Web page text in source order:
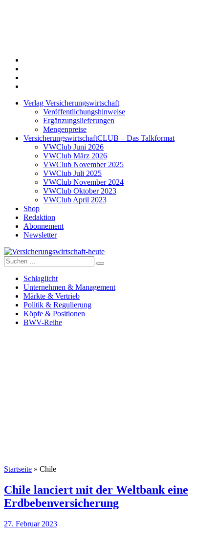
Verlag Versicherungswirtschaft
Veröffentlichungshinweise
Ergänzungslieferungen
Mengenpreise
VersicherungswirtschaftCLUB – Das Talkformat
VWClub Juni 2026
VWClub März 2026
VWClub November 2025
VWClub Juli 2025
VWClub November 2024
VWClub Oktober 2023
VWClub April 2023
Shop
Redaktion
Abonnement
Newsletter
Versicherungswirtschaft-heute
Suche
nach:
Schlaglicht
Unternehmen & Management
Märkte & Vertrieb
Politik & Regulierung
Köpfe & Positionen
BWV-Reihe
Startseite » Chile
Chile lanciert mit der Weltbank eine
Erdbebenversicherung
27. Februar 2023